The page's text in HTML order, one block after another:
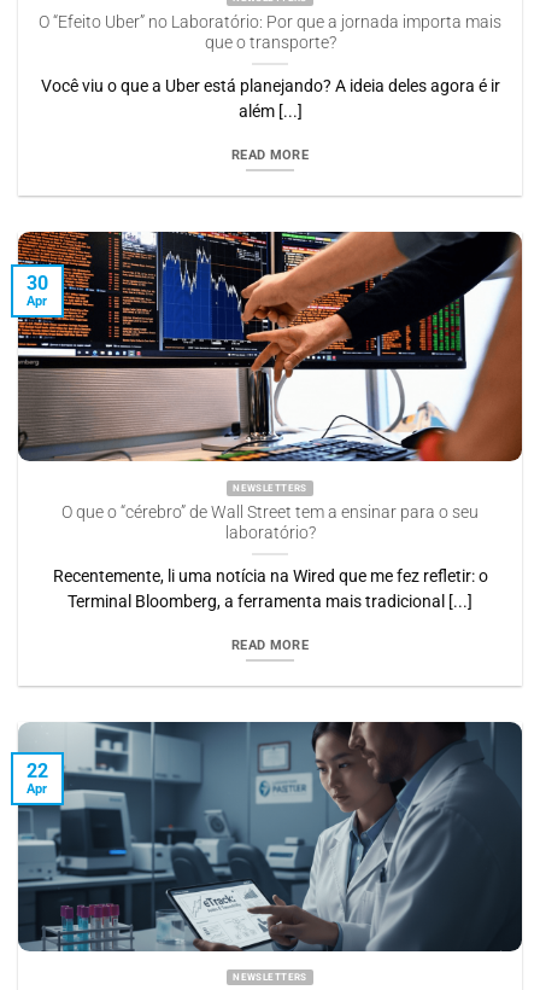
O “Efeito Uber” no Laboratório: Por que a jornada importa mais
que o transporte?
Você viu o que a Uber está planejando? A ideia deles agora é ir
além [...]
READ MORE
NEWSLETTERS
O que o “cérebro” de Wall Street tem a ensinar para o seu
laboratório?
Recentemente, li uma notícia na Wired que me fez refletir: o
Terminal Bloomberg, a ferramenta mais tradicional [...]
READ MORE
30
Apr
NEWSLETTERS
22
Apr